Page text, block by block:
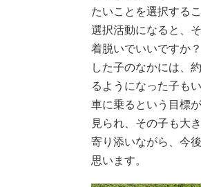
たいことを選択する
選択活動になると、
着脱いでいいですか
した子のなかには、
るようになった子も
車に乗るという目標
見られ、その子も大
寄り添いながら、今
思います。